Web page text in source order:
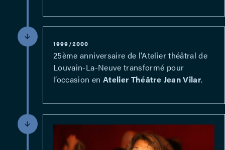
1999/2000
25ème anniversaire de l’Atelier théâtral de
Louvain-La-Neuve transformé pour
l’occasion en Atelier Théâtre Jean Vilar.